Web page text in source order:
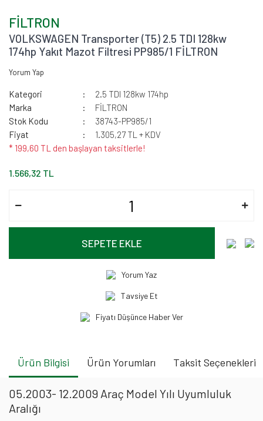
FİLTRON
VOLKSWAGEN Transporter (T5) 2.5 TDI 128kw
174hp Yakıt Mazot Filtresi PP985/1 FİLTRON
Yorum Yap
Kategori
2.5 TDI 128kw 174hp
Marka
FİLTRON
Stok Kodu
38743-PP985/1
Fiyat
1.305,27 TL + KDV
* 199,60 TL den başlayan taksitlerle!
1.566,32 TL
SEPETE EKLE
Yorum Yaz
Tavsiye Et
Fiyatı Düşünce Haber Ver
Ürün Bilgisi Ürün Yorumları Taksit Seçenekleri
05.2003- 12.2009 Araç Model Yılı Uyumluluk
Aralığı